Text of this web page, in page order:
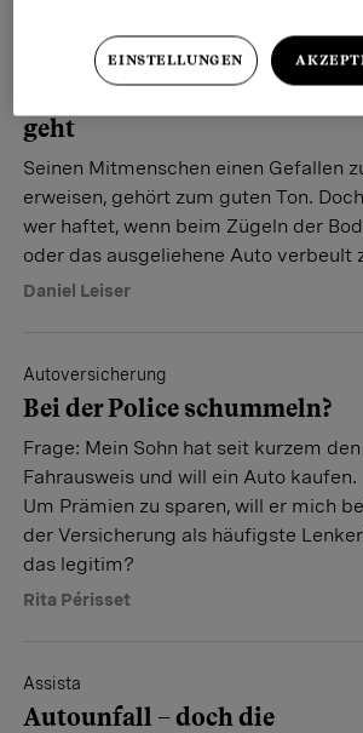
Haftpflicht
geht
Seinen Mitmenschen einen Gefallen
erweisen, gehört zum guten Ton. Doch
wer haftet, wenn beim Zügeln der
oder das ausgeliehene Auto verbeult
Daniel Leiser
Autoversicherung
Bei der Police schummeln?
Frage: Mein Sohn hat seit kurzem den
Fahrausweis und will ein Auto kaufen.
Um Prämien zu sparen, will er mich
der Versicherung als häufigste
das legitim?
Rita Périsset
Assista
Autounfall – doch die
EINSTELLUNGEN